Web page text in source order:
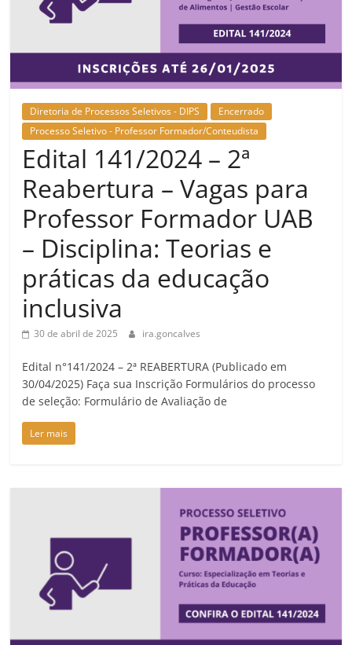
Diretoria de Processos Seletivos - DIPS
Encerrado
Processo Seletivo - Professor Formador/Conteudista
Edital 141/2024 – 2ª
Reabertura – Vagas para
Professor Formador UAB
– Disciplina: Teorias e
práticas da educação
inclusiva
30 de abril de 2025 ira.goncalves
Edital n°141/2024 – 2ª REABERTURA (Publicado em
30/04/2025) Faça sua Inscrição Formulários do processo
de seleção: Formulário de Avaliação de
Ler mais